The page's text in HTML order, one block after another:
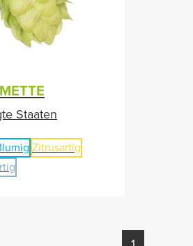
Staaten
Zitrusartig